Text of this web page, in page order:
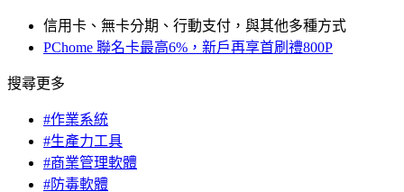
信用卡、無卡分期、行動支付，與其他多種方式
PChome 聯名卡最高6%，新戶再享首刷禮800P
搜尋更多
#作業系統
#生產力工具
#商業管理軟體
#防毒軟體